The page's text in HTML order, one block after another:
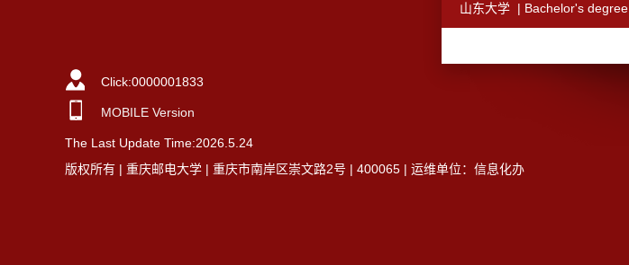
山东大学 | Bachelor's degree
Click:0000001833
MOBILE Version
The Last Update Time:2026 5 24
版权所有 | 重庆邮电大学 | 重庆市南岸区崇文路2号 | 400065 | 运维单位：信息化办